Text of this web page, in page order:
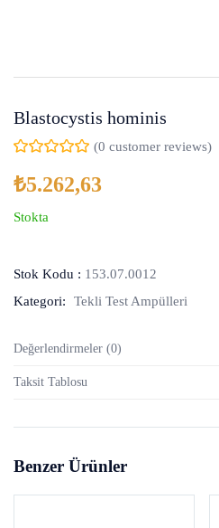
Blastocystis hominis
(0 customer reviews)
₺5.262,63
Stokta
Stok Kodu : 153.07.0012
Kategori:
Tekli Test Ampülleri
Değerlendirmeler (0)
Taksit Tablosu
Benzer Ürünler